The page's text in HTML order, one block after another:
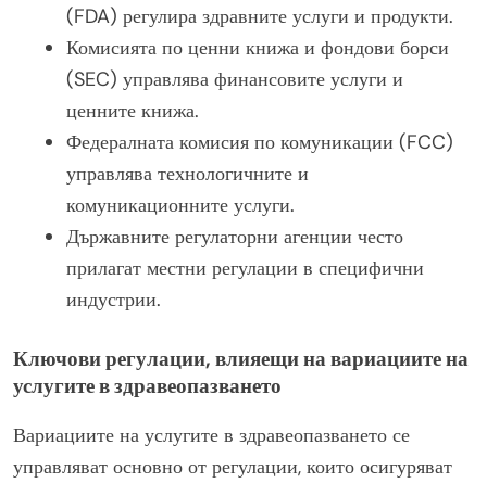
(FDA) регулира здравните услуги и продукти.
Комисията по ценни книжа и фондови борси
(SEC) управлява финансовите услуги и
ценните книжа.
Федералната комисия по комуникации (FCC)
управлява технологичните и
комуникационните услуги.
Държавните регулаторни агенции често
прилагат местни регулации в специфични
индустрии.
Ключови регулации, влияещи на вариациите на
услугите в здравеопазването
Вариациите на услугите в здравеопазването се
управляват основно от регулации, които осигуряват